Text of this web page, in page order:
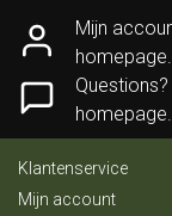
Mijn
Questions?
Klantenservice
Mijn account